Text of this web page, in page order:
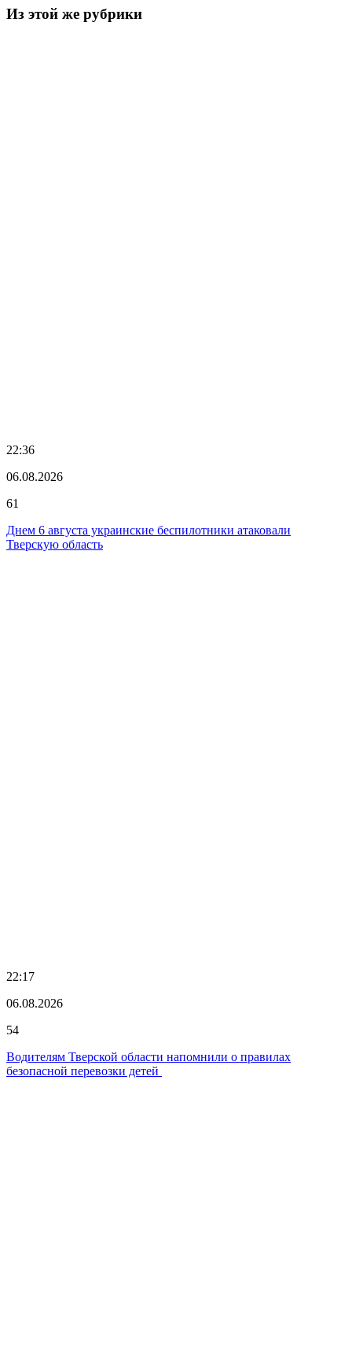
Из этой же рубрики
22:36
06.08.2026
61
Днем 6 августа украинские беспилотники атаковали
Тверскую область
22:17
06.08.2026
54
Водителям Тверской области напомнили о правилах
безопасной перевозки детей